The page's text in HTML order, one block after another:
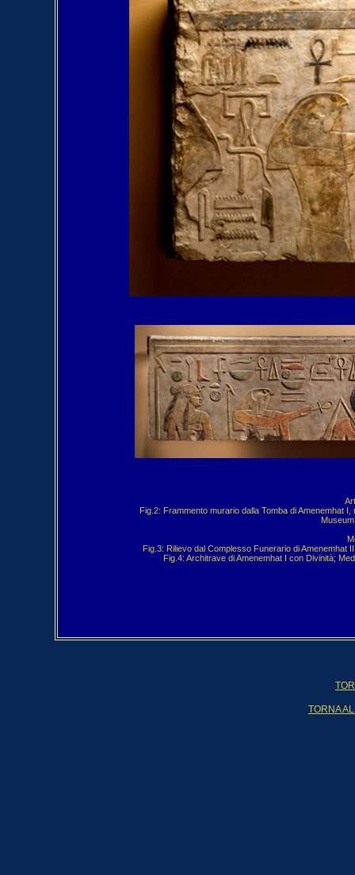
Fig.2: Frammento murario dalla Tomba di Amenemhat
Fig.3: Rilievo dal Complesso Funerario di Amenemhat
Fig.4: Architrave di Amenemhat I con Divinità;
TORNA